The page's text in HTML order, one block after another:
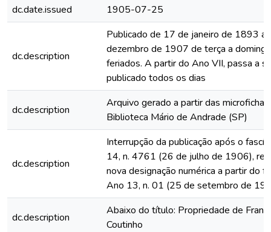
dc.date.issued
1905-07-25
dc.description
Publicado de 17 de janeiro de 1893 a
dezembro de 1907 de terça a
feriados. A partir do Ano VII, passa a
publicado todos os dias
dc.description
Arquivo gerado a partir das
Biblioteca Mário de Andrade (SP)
dc.description
Interrupção da publicação após o
14, n. 4761 (26 de julho de 1906),
nova designação numérica a partir do
Ano 13, n. 01 (25 de setembro de
dc.description
Abaixo do título: Propriedade de
Coutinho